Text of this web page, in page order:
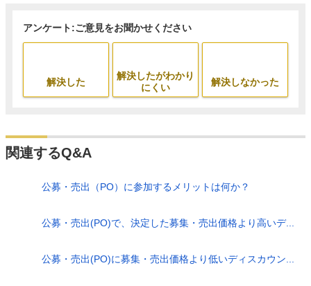
アンケート:ご意見をお聞かせください
解決した
解決したがわかり
にくい
解決しなかった
関連するQ&A
公募・売出（PO）に参加するメリットは何か？
公募・売出(PO)で、決定した募集・売出価格より高いデ...
公募・売出(PO)に募集・売出価格より低いディスカウン...